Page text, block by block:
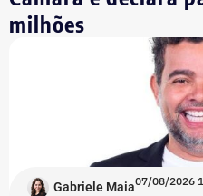
ocupação
Integrante do Movimento de
Favelas (MLB), dona Enita
ocupantes chegou ao atual
milhões
Gabriele Maia07/08/2026